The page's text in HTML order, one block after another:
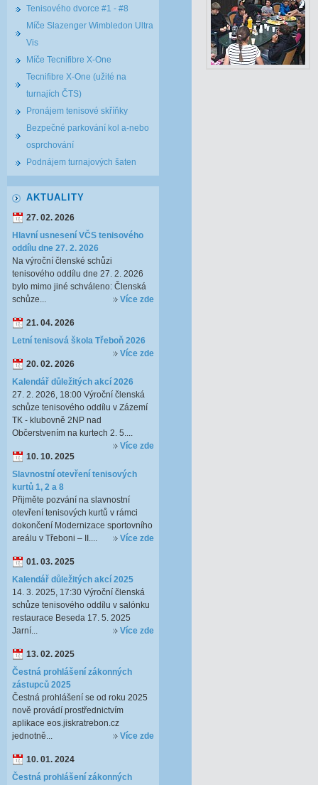
Tenisového dvorce #1 - #8
Míče Slazenger Wimbledon Ultra
Vis
Míče Tecnifibre X-One
Tecnifibre X-One (užité na
turnajích ČTS)
Pronájem tenisové skříňky
Bezpečné parkování kol a-nebo
osprchování
Podnájem turnajových šaten
AKTUALITY
27. 02. 2026
Hlavní usnesení VČS tenisového
oddílu dne 27. 2. 2026
Na výroční členské schůzi
tenisového oddílu dne 27. 2. 2026
bylo mimo jiné schváleno: Členská
schůze...
Více zde
21. 04. 2026
Letní tenisová škola Třeboň 2026
Více zde
20. 02. 2026
Kalendář důležitých akcí 2026
27. 2. 2026, 18:00 Výroční členská
schůze tenisového oddílu v Zázemí
TK - klubovně 2NP nad
Občerstvením na kurtech 2. 5....
Více zde
10. 10. 2025
Slavnostní otevření tenisových
kurtů 1, 2 a 8
Přijměte pozvání na slavnostní
otevření tenisových kurtů v rámci
dokončení Modernizace sportovního
areálu v Třeboni – II....
Více zde
01. 03. 2025
Kalendář důležitých akcí 2025
14. 3. 2025, 17:30 Výroční členská
schůze tenisového oddílu v salónku
restaurace Beseda 17. 5. 2025
Jarní...
Více zde
13. 02. 2025
Čestná prohlášení zákonných
zástupců 2025
Čestná prohlášení se od roku 2025
nově provádí prostřednictvím
aplikace eos.jiskratrebon.cz
jednotně...
Více zde
10. 01. 2024
Čestná prohlášení zákonných